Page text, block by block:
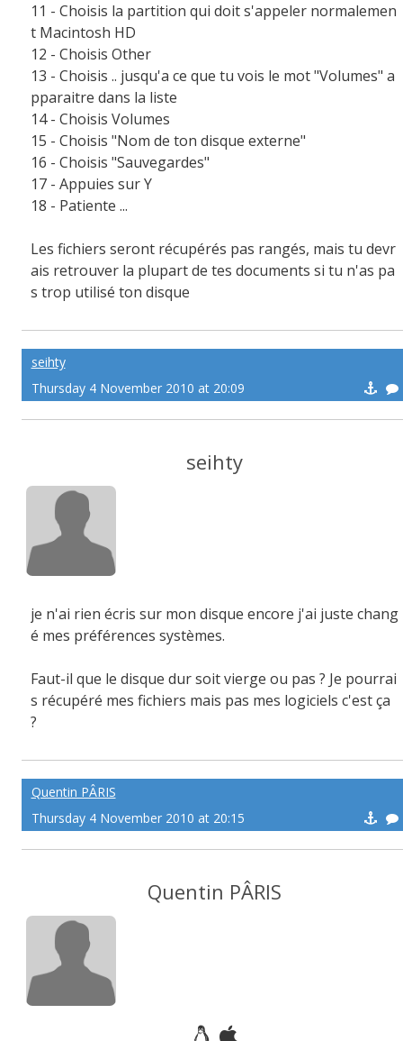
11 - Choisis la partition qui doit s'appeler normalemen
t Macintosh HD
12 - Choisis Other
13 - Choisis .. jusqu'a ce que tu vois le mot "Volumes" a
pparaitre dans la liste
14 - Choisis Volumes
15 - Choisis "Nom de ton disque externe"
16 - Choisis "Sauvegardes"
17 - Appuies sur Y
18 - Patiente ...
Les fichiers seront récupérés pas rangés, mais tu devr
ais retrouver la plupart de tes documents si tu n'as pa
s trop utilisé ton disque
seihty
Thursday 4 November 2010 at 20:09
seihty
je n'ai rien écris sur mon disque encore j'ai juste chang
é mes préférences systèmes.
Faut-il que le disque dur soit vierge ou pas ? Je pourrai
s récupéré mes fichiers mais pas mes logiciels c'est ça
?
Quentin PÂRIS
Thursday 4 November 2010 at 20:15
Quentin PÂRIS